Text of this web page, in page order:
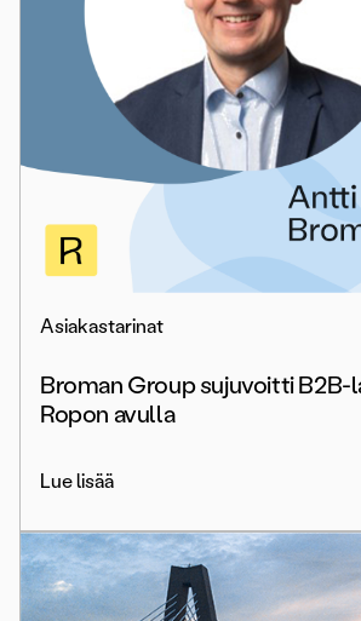
Asiakastarinat
Broman Group sujuvoitti B2B-
Ropon avulla
Lue lisää